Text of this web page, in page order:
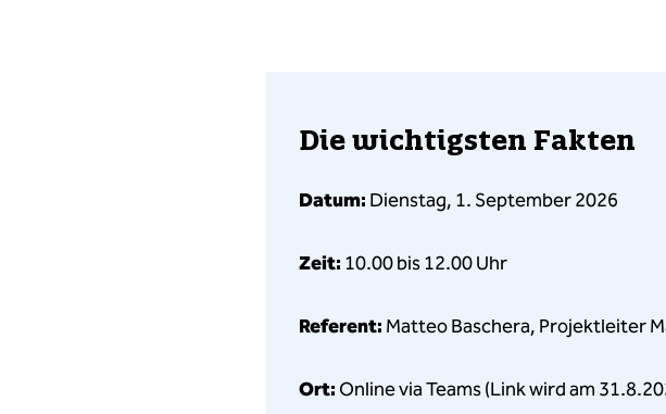
Die wichtigsten Fakten
Datum: Dienstag, 1. September 2026
Zeit: 10.00 bis 12.00 Uhr
Referent: Matteo Baschera, Projektleiter
Ort: Online via Teams (Link wird am